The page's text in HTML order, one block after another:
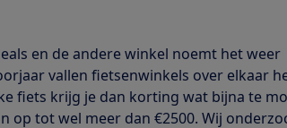
en de andere winkel noemt het weer
vallen fietsenwinkels over elkaar
fiets krijg je dan korting wat bijna te
op tot wel meer dan €2500. Wij